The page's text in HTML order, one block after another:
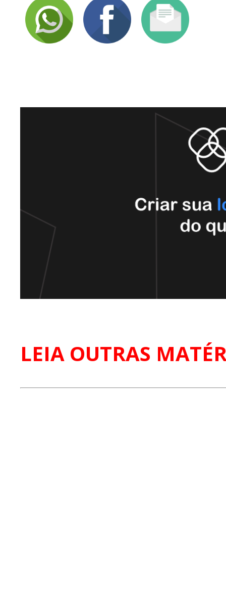
LEIA OUTRAS